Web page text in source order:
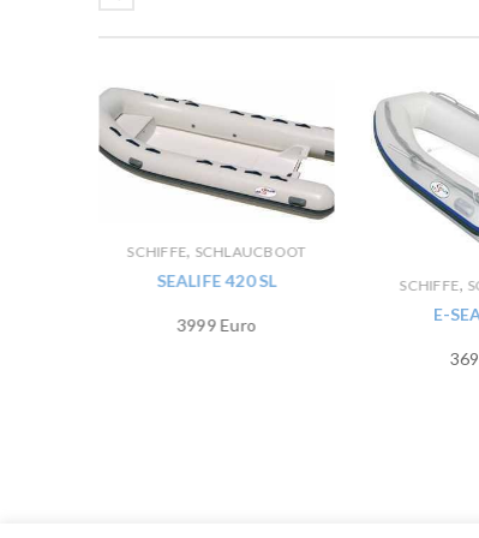
SCHIFFE, SCHLAUCBOOT
SEALIFE 420 SL
3999 Euro
SCHIFFE,
E-